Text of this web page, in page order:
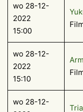
wo 28-12-
2022
15:00
wo 28-12-
2022
15:10
wo 28-12-